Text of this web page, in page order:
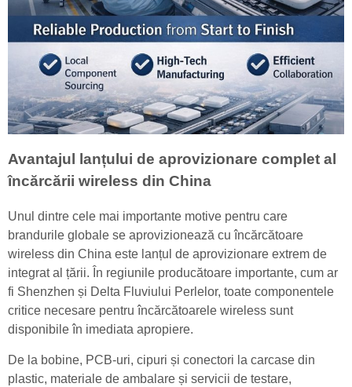
Avantajul lanțului de aprovizionare complet al
încărcării wireless din China
Unul dintre cele mai importante motive pentru care
brandurile globale se aprovizionează cu încărcătoare
wireless din China este lanțul de aprovizionare extrem de
integrat al țării. În regiunile producătoare importante, cum ar
fi Shenzhen și Delta Fluviului Perlelor, toate componentele
critice necesare pentru încărcătoarele wireless sunt
disponibile în imediata apropiere.
De la bobine, PCB-uri, cipuri și conectori la carcase din
plastic, materiale de ambalare și servicii de testare,